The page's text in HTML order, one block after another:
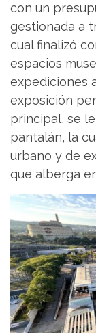
con un
gestionada a
cual finalizó
espacios
expediciones
exposición
principal, se
pantalán, la
urbano y de
que alberga